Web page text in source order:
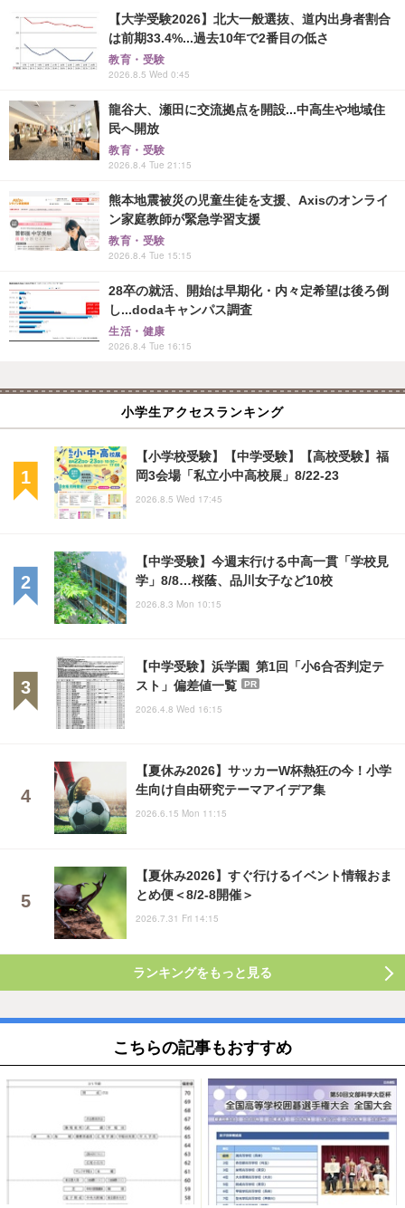
【大学受験2026】北大一般選抜、道内出身者割合
は前期33.4%...過去10年で2番目の低さ
教育・受験
2026.8.5 Wed 0:45
龍谷大、瀬田に交流拠点を開設...中高生や地域住
民へ開放
教育・受験
2026.8.4 Tue 21:15
熊本地震被災の児童生徒を支援、Axisのオンライ
ン家庭教師が緊急学習支援
教育・受験
2026.8.4 Tue 15:15
28卒の就活、開始は早期化・内々定希望は後ろ倒
し...dodaキャンパス調査
生活・健康
2026.8.4 Tue 16:15
小学生アクセスランキング
【小学校受験】【中学受験】【高校受験】福
岡3会場「私立小中高校展」8/22-23
2026.8.5 Wed 17:45
【中学受験】今週末行ける中高一貫「学校見
学」8/8…桜蔭、品川女子など10校
2026.8.3 Mon 10:15
【中学受験】浜学園 第1回「小6合否判定テ
スト」偏差値一覧
PR
2026.4.8 Wed 16:15
【夏休み2026】サッカーW杯熱狂の今！小学
生向け自由研究テーマアイデア集
2026.6.15 Mon 11:15
【夏休み2026】すぐ行けるイベント情報おま
とめ便＜8/2-8開催＞
2026.7.31 Fri 14:15
ランキングをもっと見る
こちらの記事もおすすめ